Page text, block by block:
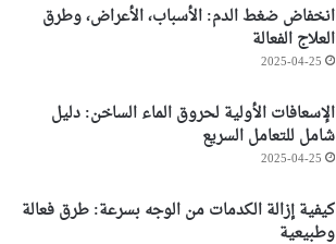
انخفاض ضغط الدم: الأسباب، الأعراض، وطرق
العلاج الفعالة
2025-04-25
الإسعافات الأولية لحروق الماء الساخن: دليل
شامل للتعامل السريع
2025-04-25
كيفية إزالة الكدمات من الوجه بسرعة: طرق فعالة
وطبيعية